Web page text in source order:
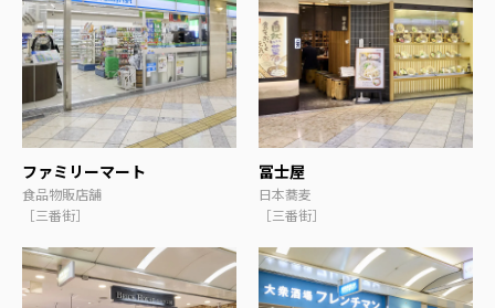
ファミリーマート
食品物販店舗
［三番街］
冨士屋
日本蕎麦
［三番街］